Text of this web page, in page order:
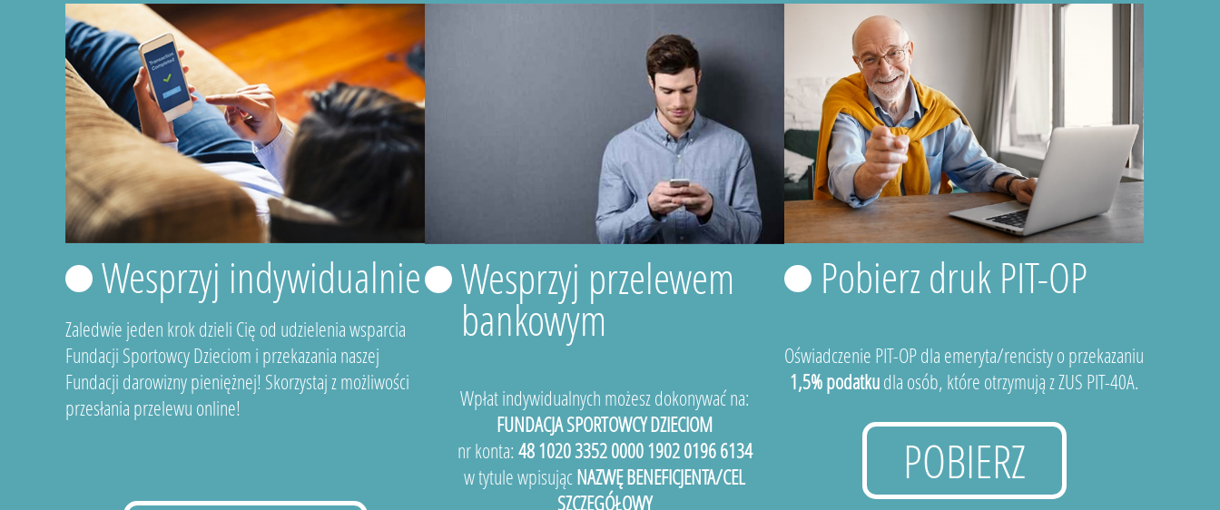
Wesprzyj indywidualnie
Zaledwie jeden krok dzieli Cię od udzielenia wsparcia
Fundacji Sportowcy Dzieciom i przekazania naszej
Fundacji darowizny pieniężnej! Skorzystaj z możliwości
przesłania przelewu online!
Wesprzyj przelewem
bankowym
Wpłat indywidualnych możesz dokonywać na:
FUNDACJA SPORTOWCY DZIECIOM
nr konta: 48 1020 3352 0000 1902 0196 6134
w tytule wpisującNAZWĘ BENEFICJENTA/CEL
SZCZEGÓŁOWY
Pobierz druk PIT-OP
Oświadczenie PIT-OP dla emeryta/rencisty o przekazaniu
1,5% podatkudla osób, które otrzymują z ZUS PIT-40A.
POBIERZ